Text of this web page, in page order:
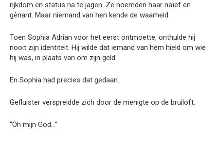
rijkdom en status na te jagen. Ze noemden haar naïef en
gênant. Maar niemand van hen kende de waarheid.
Toen Sophia Adrian voor het eerst ontmoette, onthulde hij
nooit zijn identiteit. Hij wilde dat iemand van hem hield om wie
hij was, in plaats van om zijn geld.
En Sophia had precies dat gedaan.
Gefluister verspreidde zich door de menigte op de bruiloft.
“Oh mijn God…”